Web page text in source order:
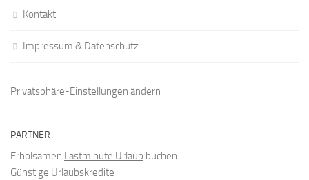
Kontakt
Impressum & Datenschutz
Privatsphäre-Einstellungen ändern
PARTNER
Erholsamen Lastminute Urlaub buchen
Günstige Urlaubskredite